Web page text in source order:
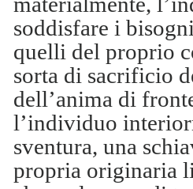
soddisfare i
quelli del proprio
sorta di sacrificio
dell’anima di
l’individuo
sventura, una
propria originaria